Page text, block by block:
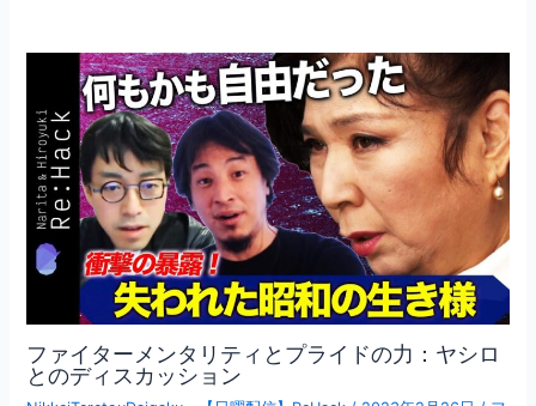
ファイターメンタリティとプライドの力：ヤシロ
とのディスカッション